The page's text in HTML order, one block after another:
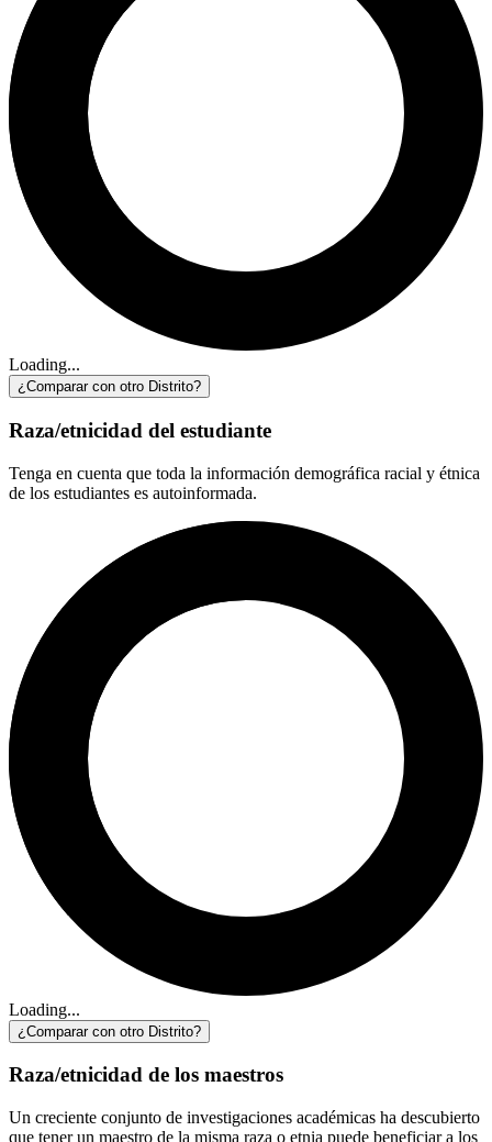
Loading...
¿Comparar con otro Distrito?
Raza/etnicidad del estudiante
Tenga en cuenta que toda la información demográfica racial y étnica
de los estudiantes es autoinformada.
Loading...
¿Comparar con otro Distrito?
Raza/etnicidad de los maestros
Un creciente conjunto de investigaciones académicas ha descubierto
que tener un maestro de la misma raza o etnia puede beneficiar a los